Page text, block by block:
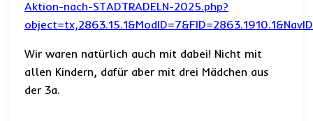
Aktion-nach-STADTRADELN-2025.php?
Wir waren natürlich auch mit dabei! Nicht mit
allen Kindern, dafür aber mit drei Mädchen aus
der 3a.